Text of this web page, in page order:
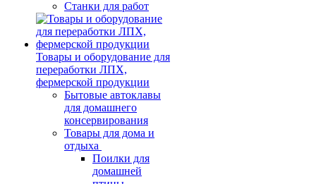
Станки для работ
Товары и оборудование для
переработки ЛПХ,
фермерской продукции
Бытовые автоклавы
для домашнего
консервирования
Товары для дома и
отдыха
Поилки для
домашней